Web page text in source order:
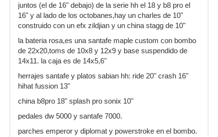
juntos (el de 16" debajo) de la serie hh el 18 y b8 pro el
16" y al lado de los octobanes,hay un charles de 10"
construido con un efx zildjian y un china stagg de 10"
la bateria rosa,es una santafe maple custom con bombo
de 22x20,toms de 10x8 y 12x9 y base suspendido de
14x11. la caja es de 14x5,6"
herrajes santafe y platos sabian hh: ride 20" crash 16"
hihat fussion 13"
china b8pro 18" splash pro sonix 10"
pedales dw 5000 y santafe 7000.
parches emperor y diplomat y powerstroke en el bombo.